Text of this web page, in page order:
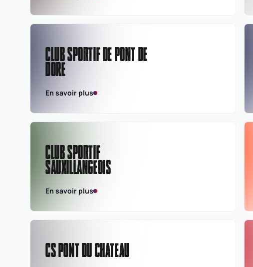
CLUB SPORTIF DE PONT DE
DORE
En savoir plus
CLUB SPORTIF
SAUXILLANGEOIS
En savoir plus
CS PONT DU CHATEAU